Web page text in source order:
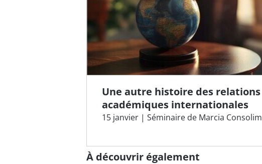
Une autre histoire des relations
académiques internationales
15 janvier | Séminaire de Marcia Consolim
À découvrir également